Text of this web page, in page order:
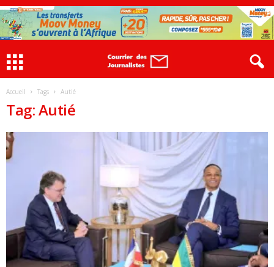
Accueil Tags Autié
Tag: Autié